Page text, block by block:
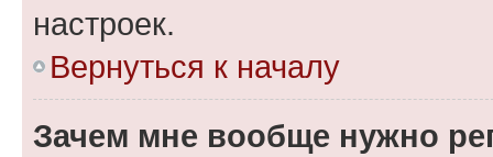
настроек.
Вернуться к началу
Зачем мне вообще нужно